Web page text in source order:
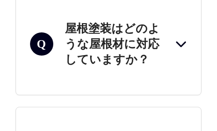
Q
屋根塗装はどのよ
うな屋根材に対応
していますか？